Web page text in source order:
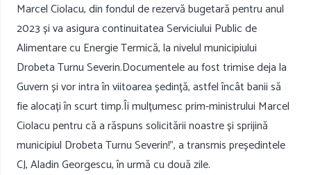
Marcel Ciolacu, din fondul de rezervă bugetară pentru anul
2023 și va asigura continuitatea Serviciului Public de
Alimentare cu Energie Termică, la nivelul municipiului
Drobeta Turnu Severin.Documentele au fost trimise deja la
Guvern și vor intra în viitoarea ședință, astfel încât banii să
fie alocați în scurt timp.Îi mulțumesc prim-ministrului Marcel
Ciolacu pentru că a răspuns solicitării noastre și sprijină
municipiul Drobeta Turnu Severin!”, a transmis președintele
CJ, Aladin Georgescu, în urmă cu două zile.